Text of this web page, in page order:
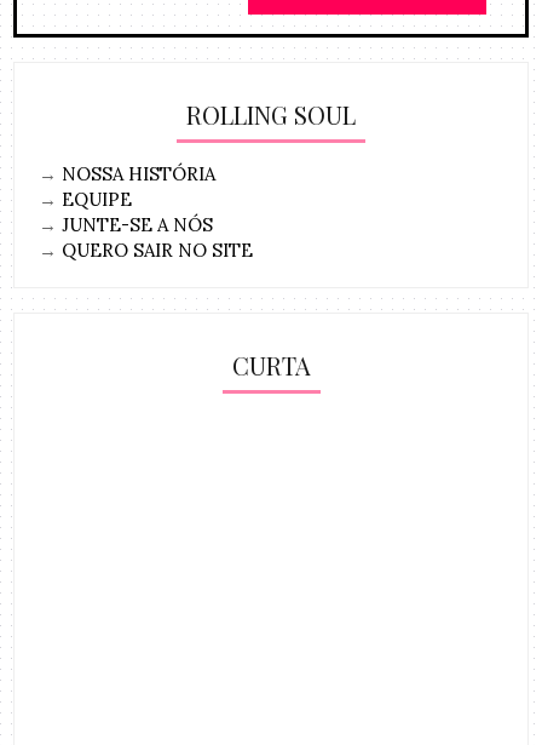
ROLLING SOUL
→ NOSSA HISTÓRIA
→ EQUIPE
→JUNTE-SE A NÓS
→ QUERO SAIR NO SITE
CURTA